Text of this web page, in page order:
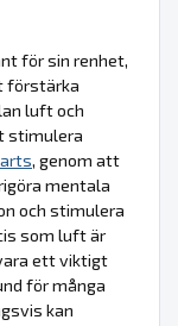
för sin renhet,
förstärka
luft och
stimulera
, genom att
mentala
och stimulera
som luft är
ett viktigt
för många
kan